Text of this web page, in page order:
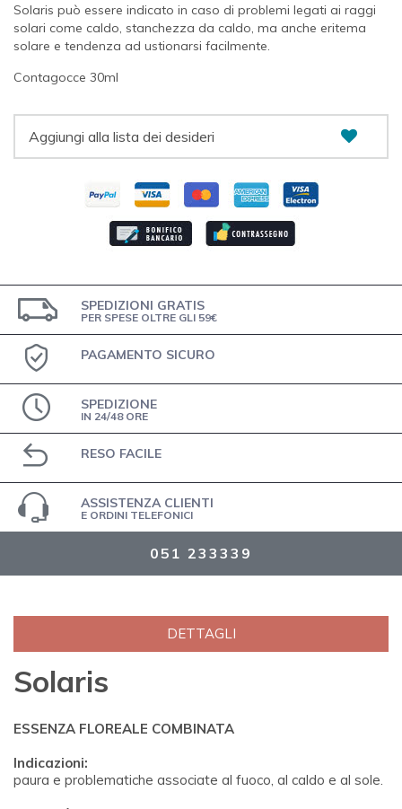
Solaris può essere indicato in caso di problemi legati ai raggi
solari come caldo, stanchezza da caldo, ma anche eritema
solare e tendenza ad ustionarsi facilmente.
Contagocce 30ml
Aggiungi alla lista dei desideri
SPEDIZIONI GRATIS
PER SPESE OLTRE GLI 59€
PAGAMENTO SICURO
SPEDIZIONE
IN 24/48 ORE
RESO FACILE
ASSISTENZA CLIENTI
E ORDINI TELEFONICI
051 233339
DETTAGLI
Solaris
ESSENZA FLOREALE COMBINATA
Indicazioni:
paura e problematiche associate al fuoco, al caldo e al sole.